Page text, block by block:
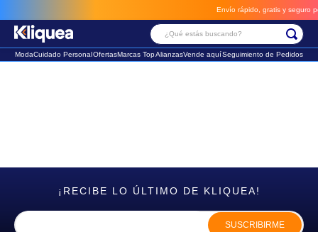
Envío rápido, gratis y seguro
¿Qué estás buscando?
ModaCuidado PersonalOfertasMarcas TopAlianzasVende aquíSeguimiento de Pedidos
¡RECIBE LO ÚLTIMO DE KLIQUEA!
SUSCRIBIRME